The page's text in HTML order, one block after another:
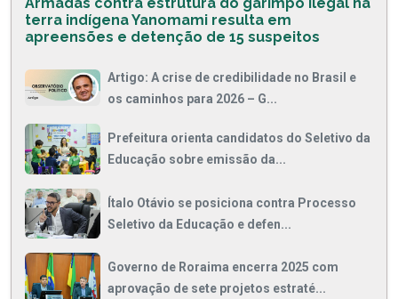
terra indígena Yanomami resulta em
apreensões e detenção de 15 suspeitos
Artigo: A crise de credibilidade no Brasil e
os caminhos para 2026 – G...
Prefeitura orienta candidatos do Seletivo da
Educação sobre emissão da...
Ítalo Otávio se posiciona contra Processo
Seletivo da Educação e defen...
Governo de Roraima encerra 2025 com
aprovação de sete projetos estraté...